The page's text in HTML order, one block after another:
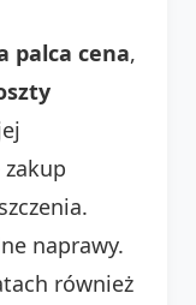
palca cena,
naprawy.
również